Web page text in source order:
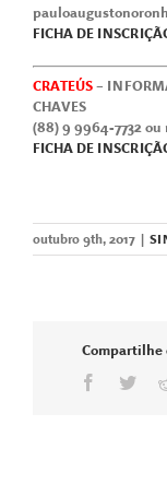
FICHA DE
CRATEÚS –
CHAVES
(88) 9 9964-7732 ou
FICHA DE
outubro 9th, 2017
Compartilhe
Facebook